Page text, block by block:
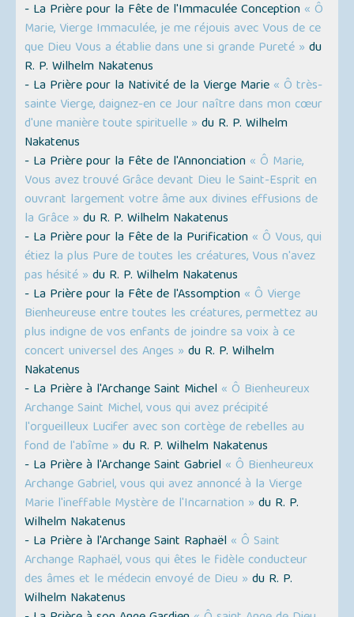
- La Prière pour la Fête de l'Immaculée Conception « Ô
Marie, Vierge Immaculée, je me réjouis avec Vous de ce
que Dieu Vous a établie dans une si grande Pureté » du
R. P. Wilhelm Nakatenus
- La Prière pour la Nativité de la Vierge Marie « Ô très-
sainte Vierge, daignez-en ce Jour naître dans mon cœur
d'une manière toute spirituelle » du R. P. Wilhelm
Nakatenus
- La Prière pour la Fête de l'Annonciation « Ô Marie,
Vous avez trouvé Grâce devant Dieu le Saint-Esprit en
ouvrant largement votre âme aux divines effusions de
la Grâce » du R. P. Wilhelm Nakatenus
- La Prière pour la Fête de la Purification « Ô Vous, qui
étiez la plus Pure de toutes les créatures, Vous n'avez
pas hésité » du R. P. Wilhelm Nakatenus
- La Prière pour la Fête de l'Assomption « Ô Vierge
Bienheureuse entre toutes les créatures, permettez au
plus indigne de vos enfants de joindre sa voix à ce
concert universel des Anges » du R. P. Wilhelm
Nakatenus
- La Prière à l'Archange Saint Michel « Ô Bienheureux
Archange Saint Michel, vous qui avez précipité
l'orgueilleux Lucifer avec son cortège de rebelles au
fond de l'abîme » du R. P. Wilhelm Nakatenus
- La Prière à l'Archange Saint Gabriel « Ô Bienheureux
Archange Gabriel, vous qui avez annoncé à la Vierge
Marie l'ineffable Mystère de l'Incarnation » du R. P.
Wilhelm Nakatenus
- La Prière à l'Archange Saint Raphaël « Ô Saint
Archange Raphaël, vous qui êtes le fidèle conducteur
des âmes et le médecin envoyé de Dieu » du R. P.
Wilhelm Nakatenus